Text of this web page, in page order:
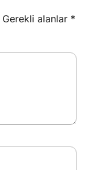
Gerekli alanlar *